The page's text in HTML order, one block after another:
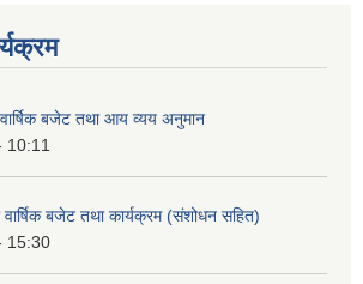
बजेट तथा आय व्यय अनुमान
10:11
बजेट तथा कार्यक्रम (संशोधन सहित)
15:30